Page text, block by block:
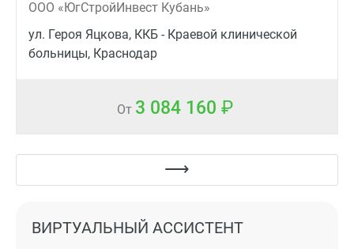
ООО «ЮгСтройИнвест Кубань»
ул. Героя Яцкова, ККБ - Краевой клинической
больницы, Краснодар
От 3 084 160
ВИРТУАЛЬНЫЙ АССИСТЕНТ